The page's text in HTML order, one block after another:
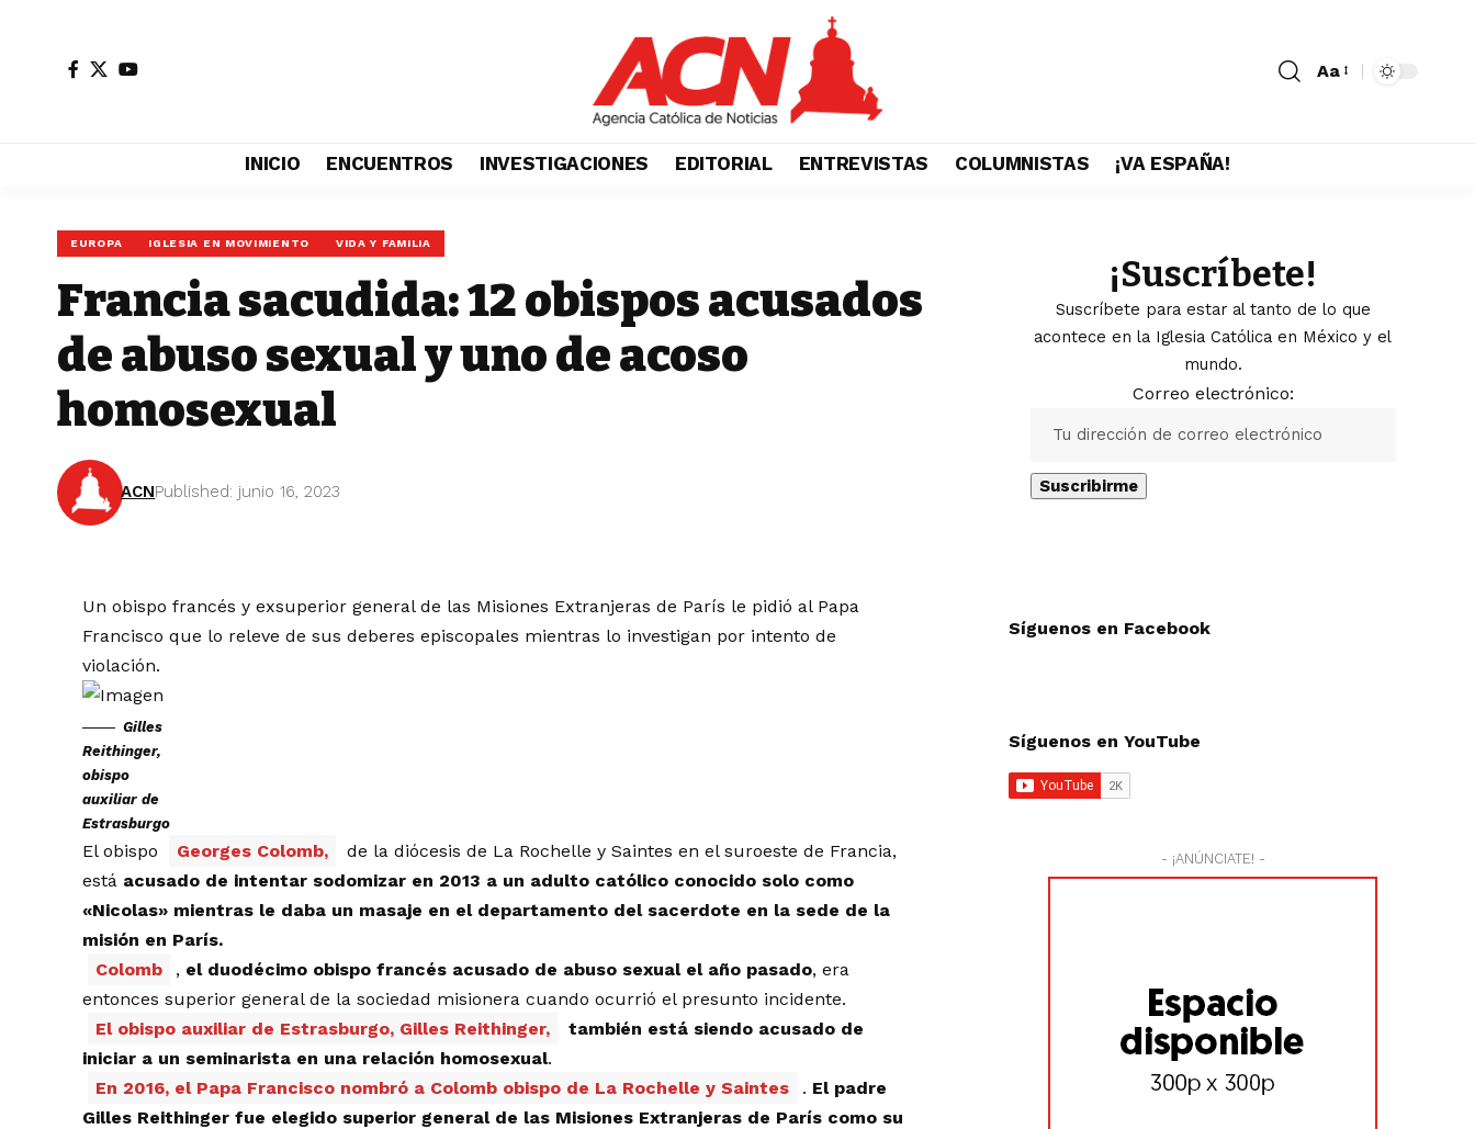
Aa
INICIO ENCUENTROS INVESTIGACIONES EDITORIAL ENTREVISTAS COLUMNISTAS ¡VA ESPAÑA!
EUROPA IGLESIA EN MOVIMIENTO VIDA Y FAMILIA
Francia sacudida: 12 obispos acusados
de abuso sexual y uno de acoso
homosexual
ACNPublished: junio 16, 2023
Un obispo francés y exsuperior general de las Misiones Extranjeras de París le pidió al Papa
Francisco que lo releve de sus deberes episcopales mientras lo investigan por intento de
violación.
Gilles
Reithinger,
obispo
auxiliar de
Estrasburgo
El obispo Georges Colomb,
de la diócesis de La Rochelle y Saintes en el suroeste de Francia,
está acusado de intentar sodomizar en 2013 a un adulto católico conocido solo como
«Nicolas» mientras le daba un masaje en el departamento del sacerdote en la sede de la
misión en París.
Colomb
, el duodécimo obispo francés acusado de abuso sexual el año pasado, era
entonces superior general de la sociedad misionera cuando ocurrió el presunto incidente.
El obispo auxiliar de Estrasburgo, Gilles Reithinger,
también está siendo acusado de
iniciar a un seminarista en una relación homosexual.
En 2016, el Papa Francisco nombró a Colomb obispo de La Rochelle y Saintes
. El padre
Gilles Reithinger fue elegido superior general de las Misiones Extranjeras de París como su
¡Suscríbete!
Suscríbete para estar al tanto de lo que
acontece en la Iglesia Católica en México y el
mundo.
Correo electrónico:
Síguenos en Facebook
Síguenos en YouTube
- ¡ANÚNCIATE! -